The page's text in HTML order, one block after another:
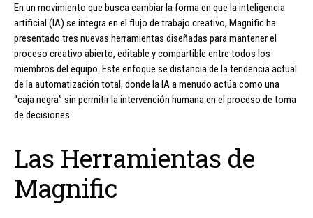
En un movimiento que busca cambiar la forma en que la inteligencia
artificial (IA) se integra en el flujo de trabajo creativo, Magnific ha
presentado tres nuevas herramientas diseñadas para mantener el
proceso creativo abierto, editable y compartible entre todos los
miembros del equipo. Este enfoque se distancia de la tendencia actual
de la automatización total, donde la IA a menudo actúa como una
“caja negra” sin permitir la intervención humana en el proceso de toma
de decisiones.
Las Herramientas de
Magnific